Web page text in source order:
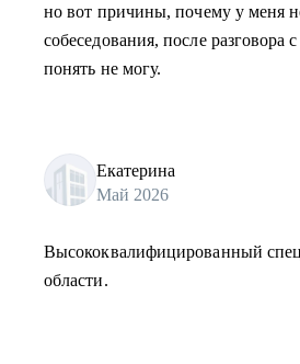
но вот причины, почему у меня
собеседования, после разговора
понять не могу.
Екатерина
Май 2026
Высококвалифицированный
области.